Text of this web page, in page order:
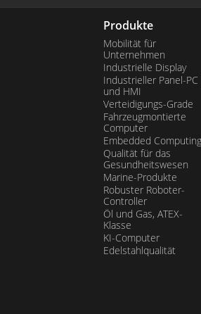
Produkte
Mobilität für
Unternehmen
Industrielle Display
Industrieller Panel-PC
und HMI
Verteidigungs-Grade
Fahrzeugmontierte
Computer
Embedded Computing
Qualität für das
Gesundheitswesen
Marine-Produkte
Robuster Roboter-
Controller
Öl und Gas, ATEX-
Klasse
KI-Computer
Edelstahlqualität